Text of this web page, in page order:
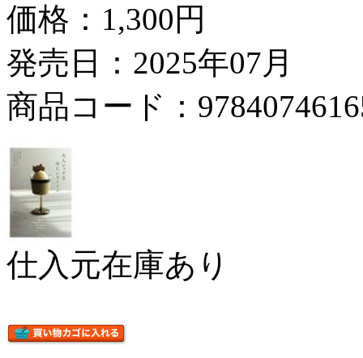
価格： 1,300円
発売日：2025年07月
商品コード：
仕入元在庫あり